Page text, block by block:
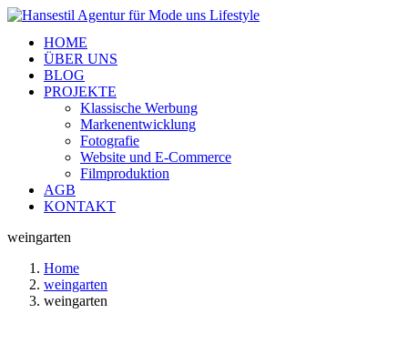
HOME
ÜBER UNS
BLOG
PROJEKTE
Klassische Werbung
Markenentwicklung
Fotografie
Website und E-Commerce
Filmproduktion
AGB
KONTAKT
weingarten
Home
weingarten
weingarten